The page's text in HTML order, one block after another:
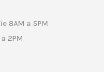
8AM a 5PM
2PM